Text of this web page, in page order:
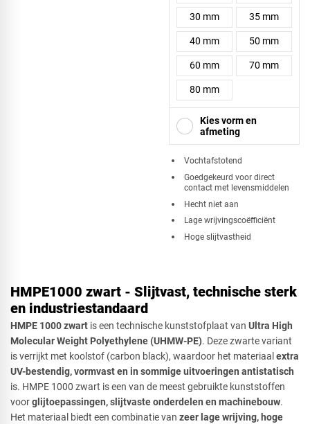
30 mm 35 mm
40 mm 50 mm
60 mm 70 mm
80 mm
Kies vorm en
afmeting
Vierkant
Ovaal
​Vochtafstotend
Goedgekeurd voor direct
contact met levensmiddelen
Hecht niet aan
Lage wrijvingscoëfficiënt
Hoge slijtvastheid
HMPE1000 zwart - Slijtvast, technische sterk
en industriestandaard
HMPE 1000 zwart is een technische kunststofplaat van Ultra High
Molecular Weight Polyethylene (UHMW-PE). Deze zwarte variant
is verrijkt met koolstof (carbon black), waardoor het materiaal extra
UV-bestendig, vormvast en in sommige uitvoeringen antistatisch
is. HMPE 1000 zwart is een van de meest gebruikte kunststoffen
voorglijtoepassingen, slijtvaste onderdelen en machinebouw.
Het materiaal biedt een combinatie van zeer lage wrijving, hoge